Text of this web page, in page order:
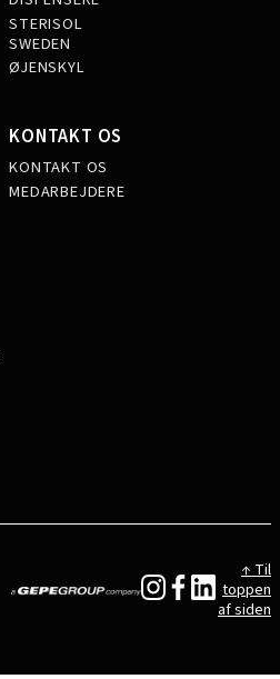
STERISOL
SWEDEN
ØJENSKYL
KONTAKT OS
KONTAKT OS
MEDARBEJDERE
↑ Til
toppen
af siden